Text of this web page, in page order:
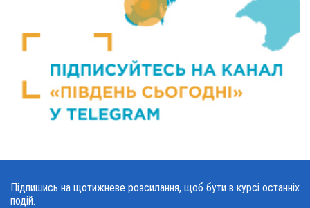
Підпишись на щотижневе розсилання, щоб бути в курсі останніх
подій.